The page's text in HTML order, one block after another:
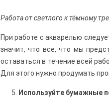
Работа от светлого к тёмному
При работе с акварелью
значит, что все, что мы
оставаться в течение всей
Для этого нужно продумать
Используйте бумажные